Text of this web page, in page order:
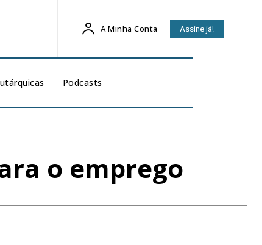
A Minha Conta Assine já!
Podcasts
o emprego